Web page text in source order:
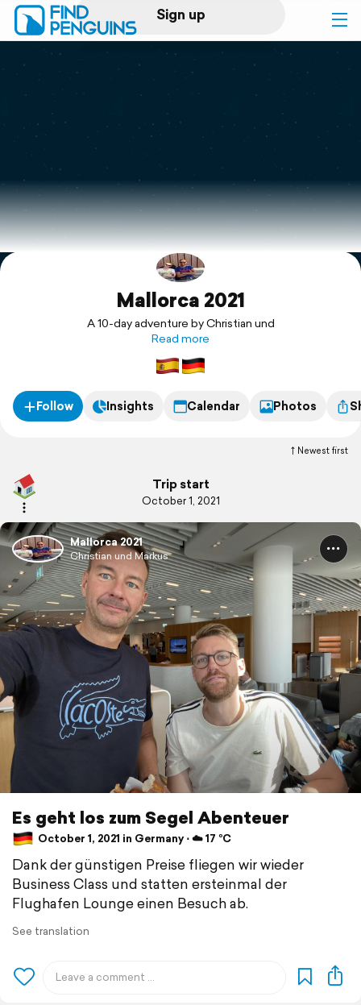
Sign up
Log in
Print a book
Flyover video
Explore
Mallorca 2021
A 10-day adventure by Christian und
Read more
Follow Insights Calendar Photos
Newest first
Trip start
October 1, 2021
Mallorca 2021
Christian und Markus
Es geht los zum Segel Abenteuer
October 1, 2021 in Germany ⋅ ☁️ 17 °C
Dank der günstigen Preise fliegen wir wieder
Business Class und statten ersteinmal der
Flughafen Lounge einen Besuch ab.
See translation